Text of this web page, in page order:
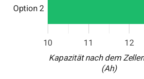
10 11 12
Option 2
Kapazität nach dem
(Ah)